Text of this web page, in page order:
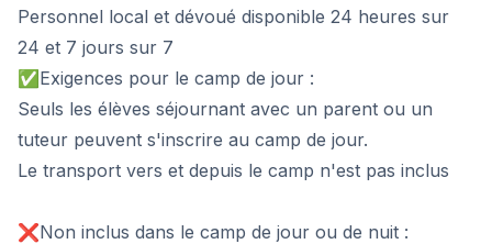
Personnel local et dévoué disponible 24 heures sur
24 et 7 jours sur 7
✅Exigences pour le camp de jour :
Seuls les élèves séjournant avec un parent ou un
tuteur peuvent s'inscrire au camp de jour.
Le transport vers et depuis le camp n'est pas inclus
❌Non inclus dans le camp de jour ou de nuit :